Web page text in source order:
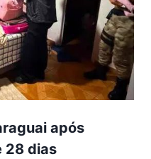
após
28 dias